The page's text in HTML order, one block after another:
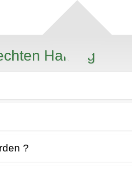
Haltung
?